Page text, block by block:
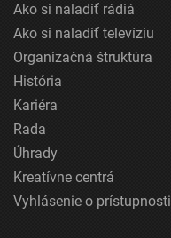
Ako si naladiť rádiá
Ako si naladiť televíziu
Organizačná štruktúra
História
Kariéra
Rada
Úhrady
Kreatívne centrá
Vyhlásenie o prístupnosti